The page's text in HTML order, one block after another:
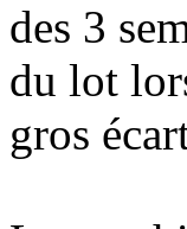
des 3
du lot
gros